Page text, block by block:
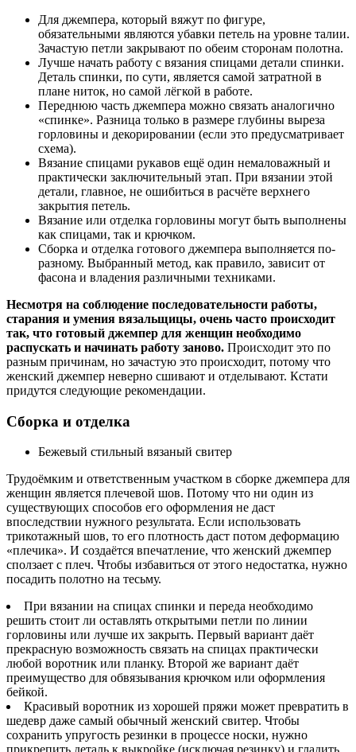
Для джемпера, который вяжут по фигуре,
обязательными являются убавки петель на уровне талии.
Зачастую петли закрывают по обеим сторонам полотна.
Лучше начать работу с вязания спицами детали спинки.
Деталь спинки, по сути, является самой затратной в
плане ниток, но самой лёгкой в работе.
Переднюю часть джемпера можно связать аналогично
«спинке». Разница только в размере глубины выреза
горловины и декорировании (если это предусматривает
схема).
Вязание спицами рукавов ещё один немаловажный и
практически заключительный этап. При вязании этой
детали, главное, не ошибиться в расчёте верхнего
закрытия петель.
Вязание или отделка горловины могут быть выполнены
как спицами, так и крючком.
Сборка и отделка готового джемпера выполняется по-
разному. Выбранный метод, как правило, зависит от
фасона и владения различными техниками.
Несмотря на соблюдение последовательности работы,
старания и умения вязальщицы, очень часто происходит
так, что готовый джемпер для женщин необходимо
распускать и начинать работу заново. Происходит это по
разным причинам, но зачастую это происходит, потому что
женский джемпер неверно сшивают и отделывают. Кстати
придутся следующие рекомендации.
Сборка и отделка
Бежевый стильный вязаный свитер
Трудоёмким и ответственным участком в сборке джемпера для
женщин является плечевой шов. Потому что ни один из
существующих способов его оформления не даст
впоследствии нужного результата. Если использовать
трикотажный шов, то его плотность даст потом деформацию
«плечика». И создаётся впечатление, что женский джемпер
сползает с плеч. Чтобы избавиться от этого недостатка, нужно
посадить полотно на тесьму.
При вязании на спицах спинки и переда необходимо
решить стоит ли оставлять открытыми петли по линии
горловины или лучше их закрыть. Первый вариант даёт
прекрасную возможность связать на спицах практически
любой воротник или планку. Второй же вариант даёт
преимущество для обвязывания крючком или оформления
бейкой.
Красивый воротник из хорошей пряжи может превратить в
шедевр даже самый обычный женский свитер. Чтобы
сохранить упругость резинки в процессе носки, нужно